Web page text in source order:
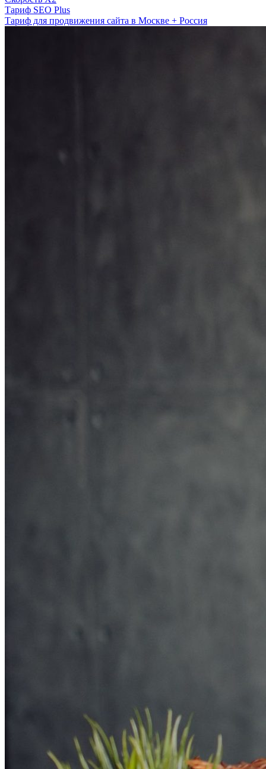
Тариф SEO Plus
Тариф для продвижения сайта в Москве + Россия